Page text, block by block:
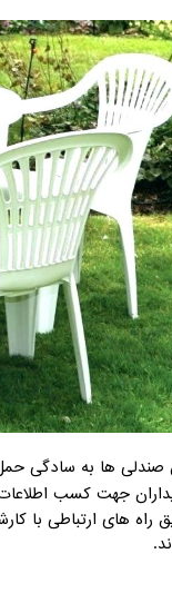
صندلی ها به سادگی
جهت کسب اطلاعات
راه های ارتباطی با